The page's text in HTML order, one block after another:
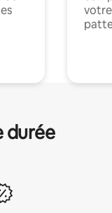
durée